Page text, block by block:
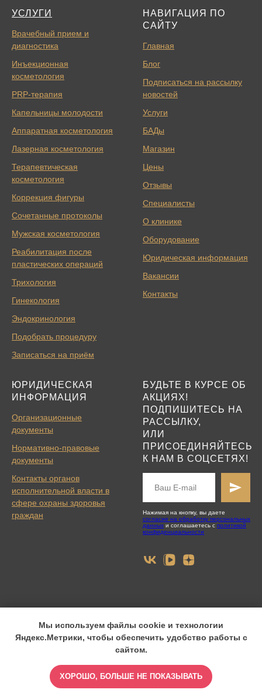
УСЛУГИ
Врачебный прием и
диагностика
Инъекционная
косметология
PRP-терапия
Капельницы молодости
Аппаратная косметология
Лазерная косметология
Терапевтическая
косметология
Коррекция фигуры
Сочетанные протоколы
Мужская косметология
Реабилитация после
пластических операций
Трихология
Гинекология
Эндокринология
Подобрать процедуру
Записаться на приём
НАВИГАЦИЯ ПО
САЙТУ
Главная
Блог
Подписаться на рассылку
новостей
Услуги
БАДы
Магазин
Цены
Отзывы
Специалисты
О клинике
Оборудование
Юридическая информация
Вакансии
Контакты
ЮРИДИЧЕСКАЯ
ИНФОРМАЦИЯ
Организационные
документы
Нормативно-правовые
документы
Контакты органов
исполнительной власти в
сфере охраны здоровья
граждан
БУДЬТЕ В КУРСЕ ОБ
АКЦИЯХ!
ПОДПИШИТЕСЬ НА
РАССЫЛКУ,
ИЛИ
ПРИСОЕДИНЯЙТЕСЬ
К НАМ В СОЦСЕТЯХ!
Нажимая на кнопку, вы даете
согласие на обработку персональных
данных и соглашаетесь с политикой
конфиденциальности
эстетической медицины
и врачебной косметологии
пер., стр 8/15
Режим работы с 10:00
центр косметологов
PROFESSIONAL
в Волгограде
Мы используем файлы cookie и технологии
Яндекс.Метрики, чтобы обеспечить удобство работы с
сайтом.
ХОРОШО, БОЛЬШЕ НЕ ПОКАЗЫВАТЬ